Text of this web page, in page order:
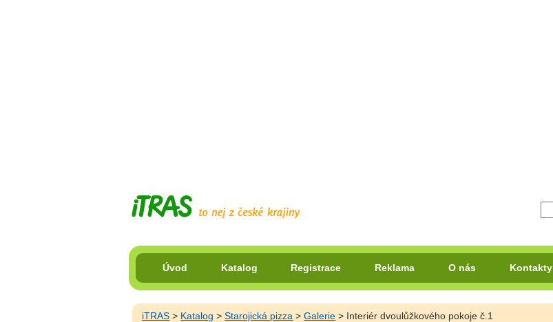
Úvod Katalog Registrace Reklama O nás Kontakty
iTRAS > Katalog >Starojická pizza >Galerie > Interiér dvoulůžkového pokoje č.1